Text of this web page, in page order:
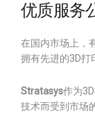
优质服务
在国内市场上，
拥有先进的3D打
Stratasys作为
技术而受到市场